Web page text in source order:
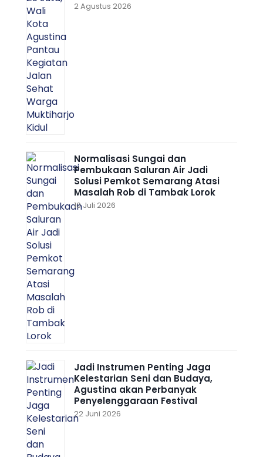
2 Agustus 2026
Normalisasi Sungai dan
Pembukaan Saluran Air Jadi
Solusi Pemkot Semarang Atasi
Masalah Rob di Tambak Lorok
10 Juli 2026
Jadi Instrumen Penting Jaga
Kelestarian Seni dan Budaya,
Agustina akan Perbanyak
Penyelenggaraan Festival
22 Juni 2026